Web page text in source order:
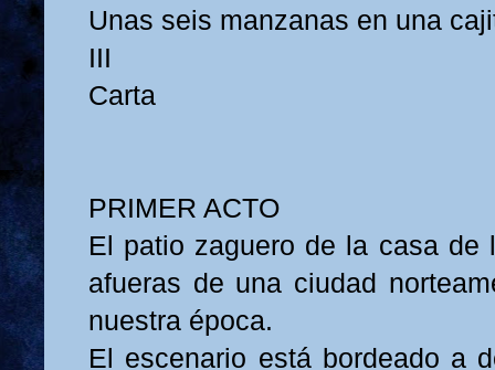
Unas seis manzanas en una
III
Carta
PRIMER ACTO
El patio zaguero de la casa de
afueras de una ciudad
nuestra época.
El escenario está bordeado a